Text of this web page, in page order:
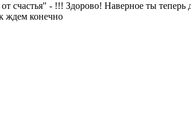
счастья" - !!! Здорово! Наверное ты
ждем конечно